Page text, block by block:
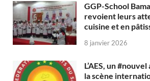
GGP-School
revoient leurs
cuisine et en
8 janvier 2026
L’AES, un
la scène